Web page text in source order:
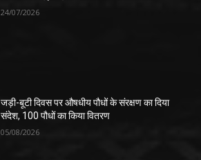
24/07/2026
जड़ी-बूटी दिवस पर औषधीय पौधों के संरक्षण का दिया
संदेश, 100 पौधों का किया वितरण
05/08/2026